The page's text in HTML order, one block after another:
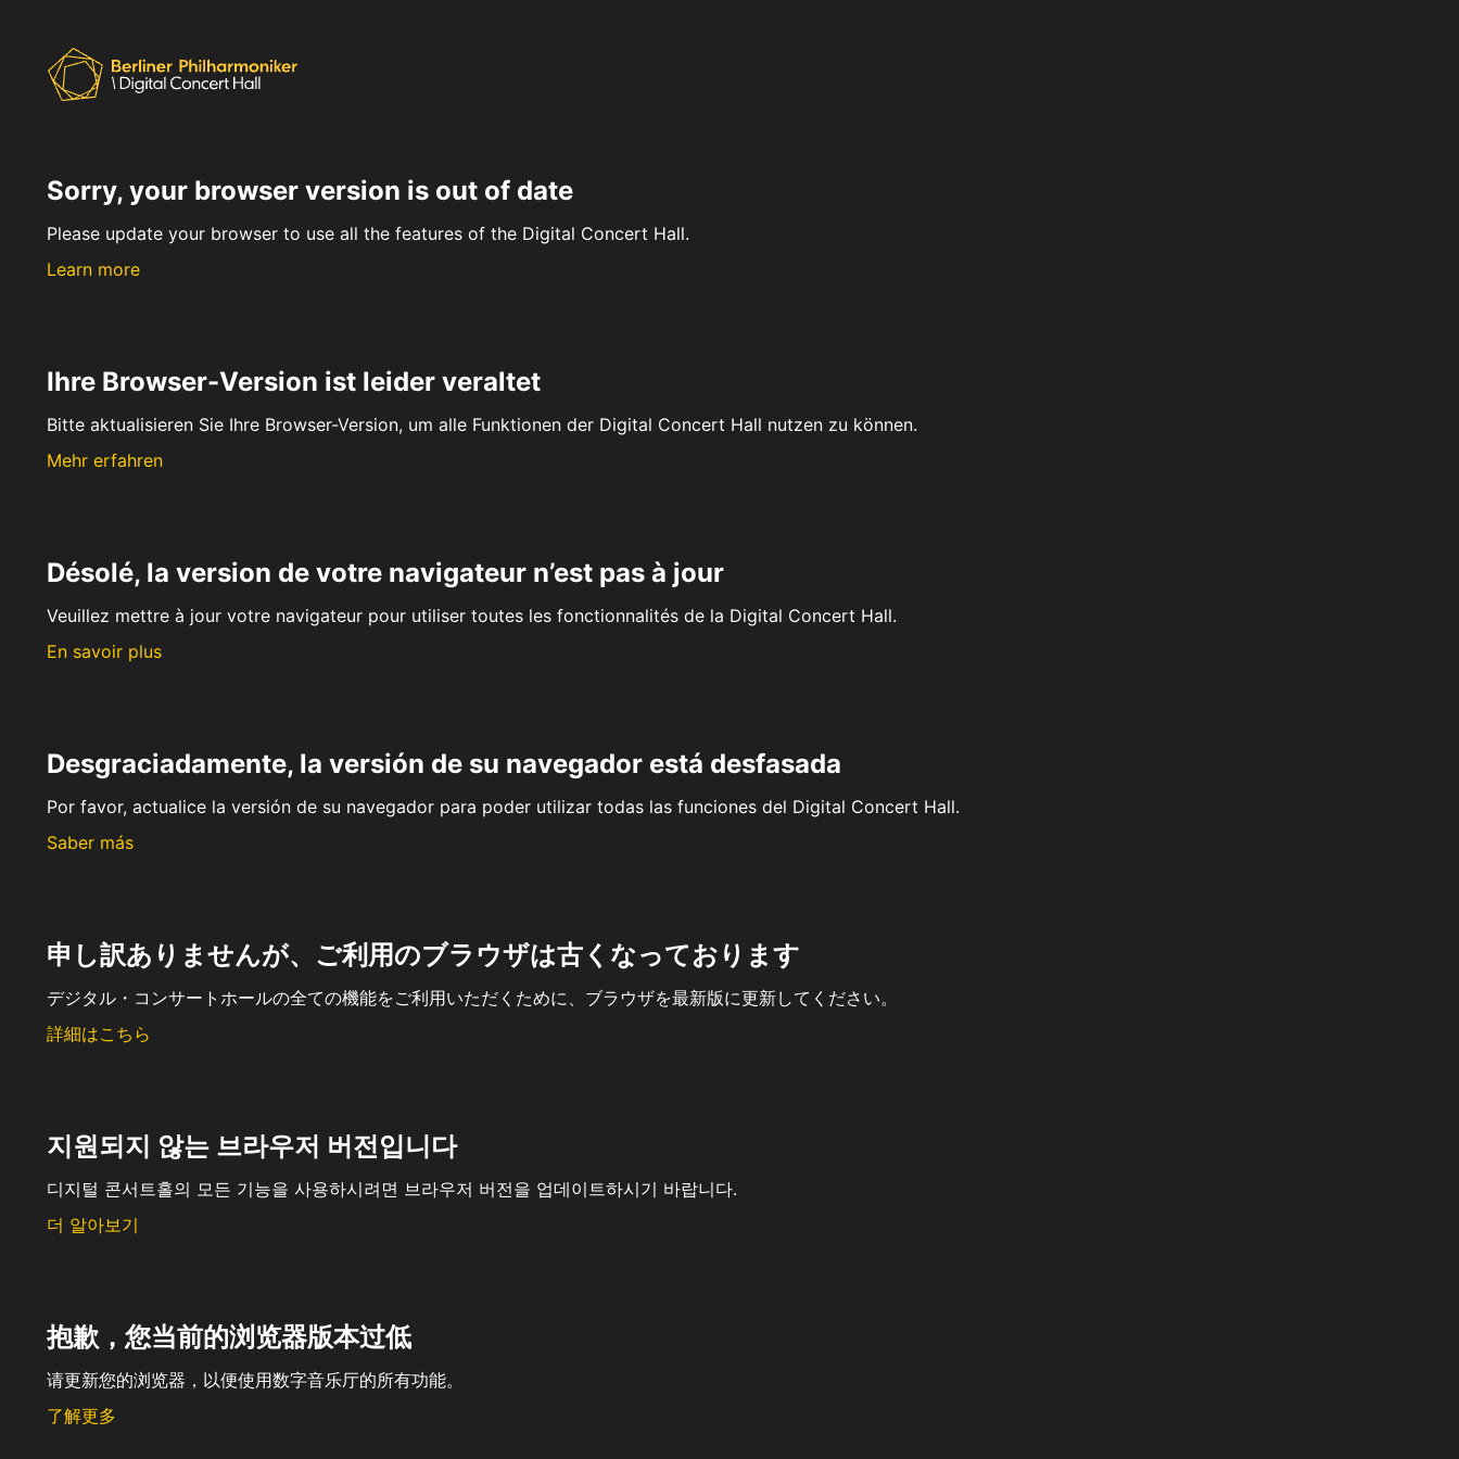
Sorry, your browser version is out of date
Please update your browser to use all the features of the Digital Concert Hall.
Learn more
Ihre Browser-Version ist leider veraltet
Bitte aktualisieren Sie Ihre Browser-Version, um alle Funktionen der Digital Concert Hall nutzen zu können.
Mehr erfahren
Désolé, la version de votre navigateur n’est pas à jour
Veuillez mettre à jour votre navigateur pour utiliser toutes les fonctionnalités de la Digital Concert Hall.
En savoir plus
Desgraciadamente, la versión de su navegador está desfasada
Por favor, actualice la versión de su navegador para poder utilizar todas las funciones del Digital Concert Hall.
Saber más
申し訳ありませんが、ご利用のブラウザは古くなっております
デジタル・コンサートホールの全ての機能をご利用いただくために、ブラウザを最新版に更新してください。
詳細はこちら
지원되지 않는 브라우저 버전입니다
디지털 콘서트홀의 모든 기능을 사용하시려면 브라우저 버전을 업데이트하시기 바랍니다.
더 알아보기
抱歉，您当前的浏览器版本过低
请更新您的浏览器，以便使用数字音乐厅的所有功能。
了解更多